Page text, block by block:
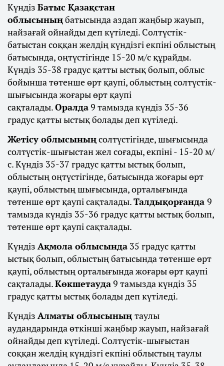
Күндіз Батыс Қазақстан
облысыныңбатысында аздап жаңбыр жауып,
найзағай ойнайды деп күтіледі. Солтүстік-
батыстан соққан желдің күндізгі екпіні облыстың
батысында, оңтүстігінде 15-20 м/с құрайды.
Күндіз 35-38 градус қатты ыстық болып, облыс
бойынша төтенше өрт қаупі, облыстың солтүстік-
шығысында жоғары өрт қаупі
сақталады.Оралда9 тамызда күндіз 35-36
градус қатты ыстық болады деп күтіледі.
Жетісу облысыныңсолтүстігінде, шығысында
солтүстік-шығыстан жел соғады, екпіні - 15-20 м/
с. Күндіз 35-37 градус қатты ыстық болып,
облыстың оңтүстігінде, батысында жоғары өрт
қаупі, облыстың шығысында, орталығында
төтенше өрт қаупі сақталады.Талдықорғанда 9
тамызда күндіз 35-36 градус қатты ыстық болып,
төтенше өрт қаупі сақталады.
Күндіз Ақмола облысында 35 градус қатты
ыстық болып, облыстың батысында төтенше өрт
қаупі, облыстың орталығында жоғары өрт қаупі
сақталады.Көкшетауда9 тамызда күндіз 35
градус қатты ыстық болады деп күтіледі.
Күндіз Алматы облысының таулы
аудандарында өткінші жаңбыр жауып, найзағай
ойнайды деп күтіледі. Солтүстік-шығыстан
соққан желдің күндізгі екпіні облыстың таулы